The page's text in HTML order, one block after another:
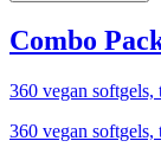
Combo
360 vegan softgels,
360 vegan softgels,